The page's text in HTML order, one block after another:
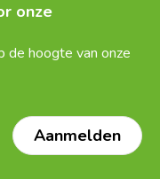
onze
hoogte van onze